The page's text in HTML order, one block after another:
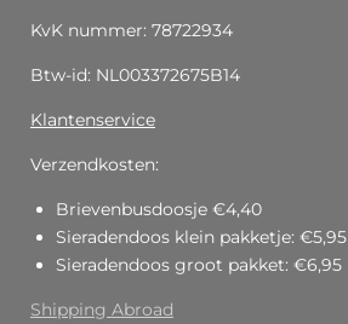
KvK nummer: 78722934
Btw-id: NL003372675B14
Klantenservice
Verzendkosten:
Brievenbusdoosje €4,40
Sieradendoos klein pakketje: €5,95
Sieradendoos groot pakket: €6,95
Shipping Abroad